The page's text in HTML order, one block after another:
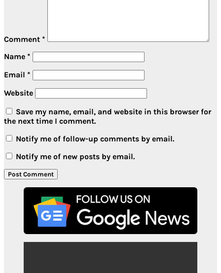
Comment *
Name *
Email *
Website
Save my name, email, and website in this browser for
the next time I comment.
Notify me of follow-up comments by email.
Notify me of new posts by email.